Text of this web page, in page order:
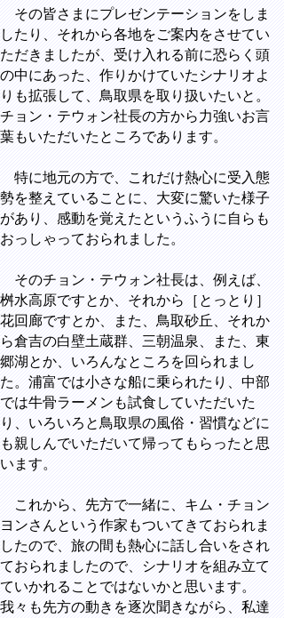
その皆さまにプレゼンテーションをしま
したり、それから各地をご案内をさせてい
ただきましたが、受け入れる前に恐らく頭
の中にあった、作りかけていたシナリオよ
りも拡張して、鳥取県を取り扱いたいと。
チョン・テウォン社長の方から力強いお言
葉もいただいたところであります。
特に地元の方で、これだけ熱心に受入態
勢を整えていることに、大変に驚いた様子
があり、感動を覚えたというふうに自らも
おっしゃっておられました。
そのチョン・テウォン社長は、例えば、
桝水高原ですとか、それから［とっとり］
花回廊ですとか、また、鳥取砂丘、それか
ら倉吉の白壁土蔵群、三朝温泉、また、東
郷湖とか、いろんなところを回られまし
た。浦富では小さな船に乗られたり、中部
では牛骨ラーメンも試食していただいた
り、いろいろと鳥取県の風俗・習慣などに
も親しんでいただいて帰ってもらったと思
います。
これから、先方で一緒に、キム・チョン
ヨンさんという作家もついてきておられま
したので、旅の間も熱心に話し合いをされ
ておられましたので、シナリオを組み立て
ていかれることではないかと思います。
我々も先方の動きを逐次聞きながら、私達